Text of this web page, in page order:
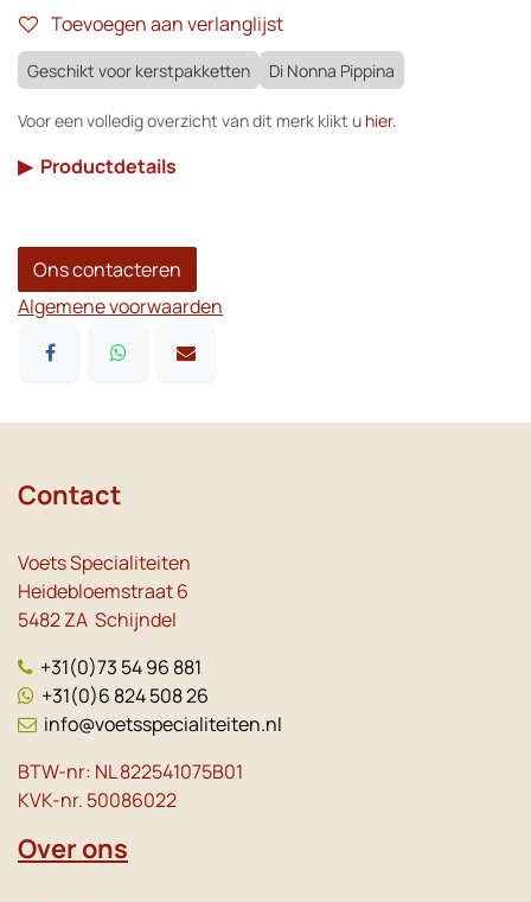
Toevoegen aan verlanglijst
Geschikt voor kerstpakketten Di Nonna Pippina
Voor een volledig overzicht van dit merk klikt u hier.
▶ Productdetails
Ons contacteren
Algemene voorwaarden
Contact
Voets Specialiteiten
Heidebloemstraat 6
5482 ZA Schijndel
+31(0)73 54 96 881
+31(0)6 824 508 26
info@voetsspecialiteiten.nl
BTW-nr: NL 822541075B01
KVK-nr. 50086022
Over ons